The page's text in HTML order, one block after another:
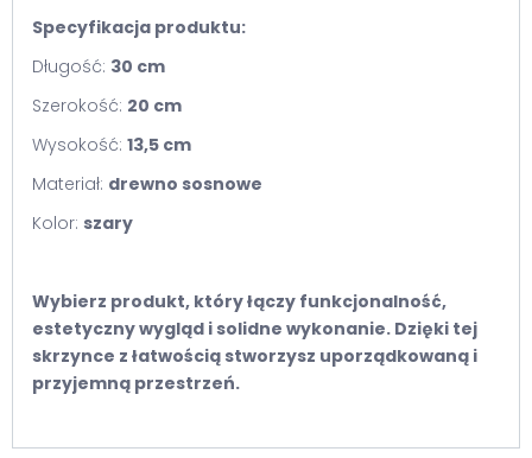
Specyfikacja produktu:
Długość: 30 cm
Szerokość: 20 cm
Wysokość: 13,5 cm
Materiał: drewno sosnowe
Kolor: szary
Wybierz produkt, który łączy funkcjonalność,
estetyczny wygląd i solidne wykonanie. Dzięki tej
skrzynce z łatwością stworzysz uporządkowaną i
przyjemną przestrzeń.